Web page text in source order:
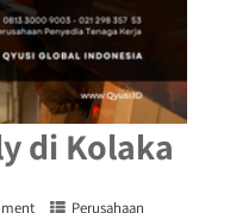
di Kolaka
Perusahaan